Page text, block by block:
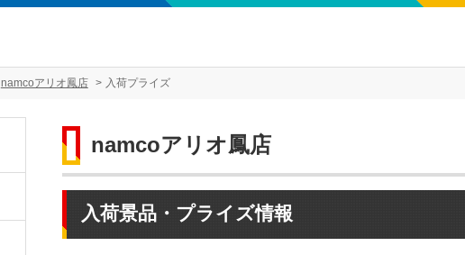
namcoアリオ鳳店 入荷プライズ
namcoアリオ鳳店
入荷景品・プライズ情報